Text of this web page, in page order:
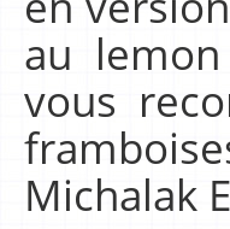
au
vous
Michalak